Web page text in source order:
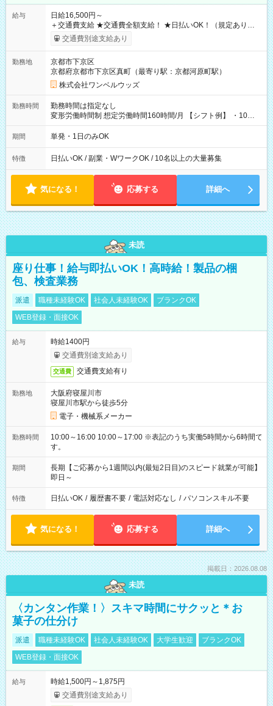
給与
日給16,500円～
＋交通費支給 ★交通費全額支給！ ★日払いOK！（規定あり） ┗
働いたその日に現金GET♪ お仕事後はコンビニATMから 日払
交通費別途支給あり
勤務地
京都市下京区
京都府京都市下京区真町（最寄り駅：京都河原町駅）
株式会社ワンベルウッズ
勤務時間
勤務時間は指定なし
変形労働時間制 想定労働時間160時間/月 【シフト例】 ・10：
00～20：00
期間 単発・1日のみOK
特徴 日払いOK / 副業・WワークOK / 10名以上の大量募集
気になる！ 応募する 詳細へ
未読
座り仕事！給与即払いOK！高時給！製品の梱
包、検査業務
派遣 職種未経験OK 社会人未経験OK
ブランクOK
WEB登録・面接OK
給与
時給1400円
交通費別途支給あり
交通費 交通費支給有り
勤務地
大阪府寝屋川市
寝屋川市駅から徒歩5分
電子・機械系メーカー
勤務時間
10:00～16:00 10:00～17:00 ※表記のうち実働5時間から6時間で
す。
期間
長期【ご応募から1週間以内(最短2日目)のスピード就業が可能】
即日～
特徴 日払いOK / 履歴書不要 / 電話対応なし / パソコンスキル不要
気になる！ 応募する 詳細へ
掲載日：2026.08.08
未読
〈カンタン作業！〉スキマ時間にサクッと＊お
菓子の仕分け
派遣 職種未経験OK 社会人未経験OK 大学生歓迎
ブランクOK
WEB登録・面接OK
給与
時給1,500円～1,875円
交通費別途支給あり